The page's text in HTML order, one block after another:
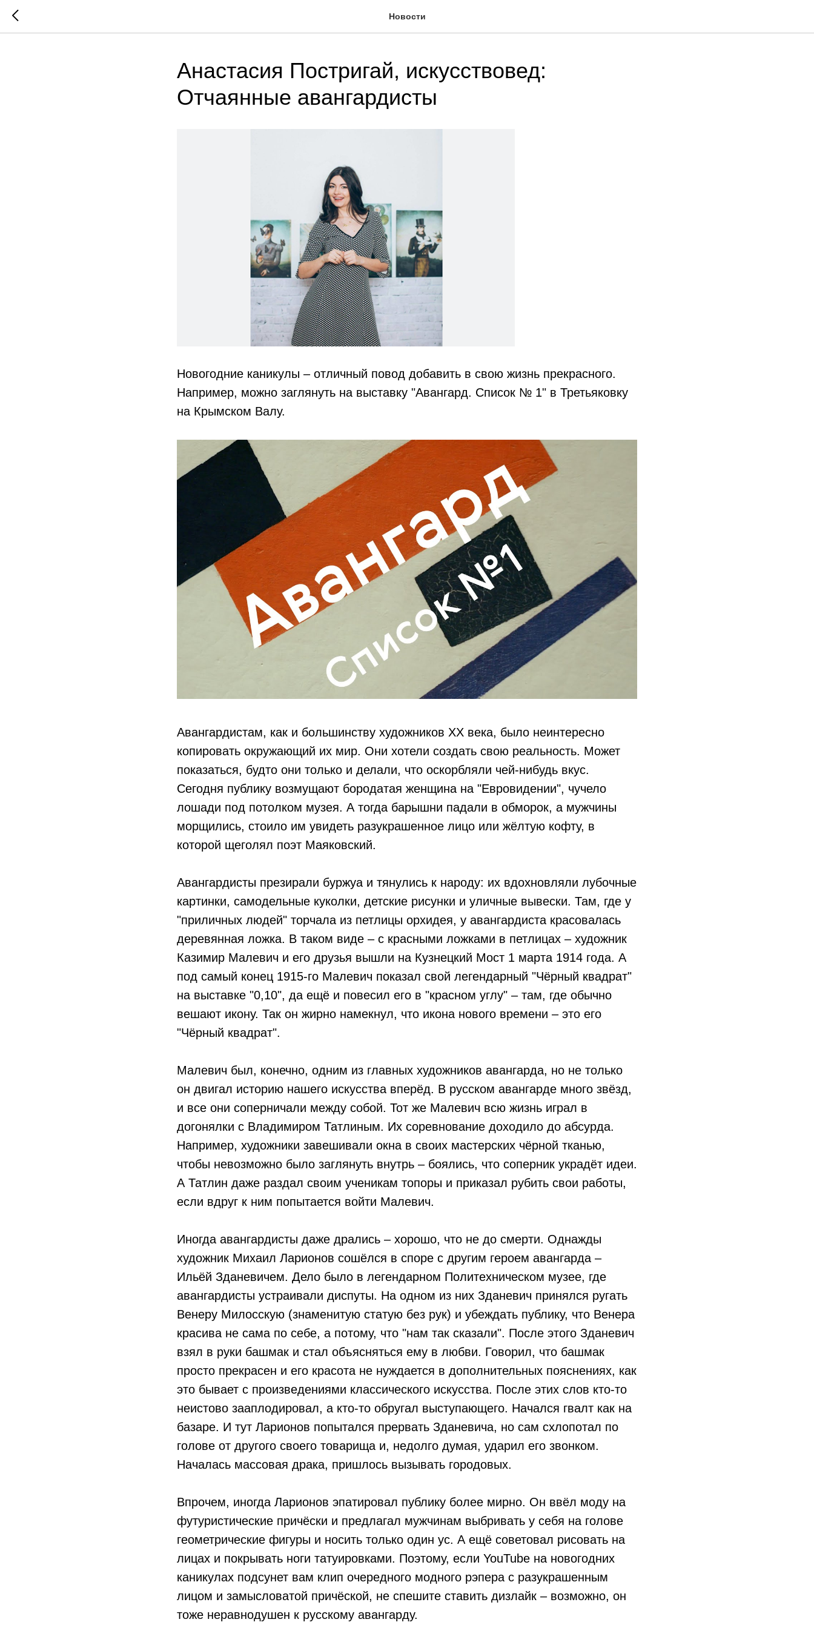
Новости
Анастасия Постригай, искусствовед:
Отчаянные авангардисты
Новогодние каникулы – отличный повод добавить в свою жизнь прекрасного.
Например, можно заглянуть на выставку "Авангард. Список № 1" в Третьяковку
на Крымском Валу.
Авангардистам, как и большинству художников XX века, было неинтересно
копировать окружающий их мир. Они хотели создать свою реальность. Может
показаться, будто они только и делали, что оскорбляли чей-нибудь вкус.
Сегодня публику возмущают бородатая женщина на "Евровидении", чучело
лошади под потолком музея. А тогда барышни падали в обморок, а мужчины
морщились, стоило им увидеть разукрашенное лицо или жёлтую кофту, в
которой щеголял поэт Маяковский.
Авангардисты презирали буржуа и тянулись к народу: их вдохновляли лубочные
картинки, самодельные куколки, детские рисунки и уличные вывески. Там, где у
"приличных людей" торчала из петлицы орхидея, у авангардиста красовалась
деревянная ложка. В таком виде – с красными ложками в петлицах – художник
Казимир Малевич и его друзья вышли на Кузнецкий Мост 1 марта 1914 года. А
под самый конец 1915-го Малевич показал свой легендарный "Чёрный квадрат"
на выставке "0,10", да ещё и повесил его в "красном углу" – там, где обычно
вешают икону. Так он жирно намекнул, что икона нового времени – это его
"Чёрный квадрат".
Малевич был, конечно, одним из главных художников авангарда, но не только
он двигал историю нашего искусства вперёд. В русском авангарде много звёзд,
и все они соперничали между собой. Тот же Малевич всю жизнь играл в
догонялки с Владимиром Татлиным. Их соревнование доходило до абсурда.
Например, художники завешивали окна в своих мастерских чёрной тканью,
чтобы невозможно было заглянуть внутрь – боялись, что соперник украдёт идеи.
А Татлин даже раздал своим ученикам топоры и приказал рубить свои работы,
если вдруг к ним попытается войти Малевич.
Иногда авангардисты даже дрались – хорошо, что не до смерти. Однажды
художник Михаил Ларионов сошёлся в споре с другим героем авангарда –
Ильёй Зданевичем. Дело было в легендарном Политехническом музее, где
авангардисты устраивали диспуты. На одном из них Зданевич принялся ругать
Венеру Милосскую (знаменитую статую без рук) и убеждать публику, что Венера
красива не сама по себе, а потому, что "нам так сказали". После этого Зданевич
взял в руки башмак и стал объясняться ему в любви. Говорил, что башмак
просто прекрасен и его красота не нуждается в дополнительных пояснениях, как
это бывает с произведениями классического искусства. После этих слов кто-то
неистово зааплодировал, а кто-то обругал выступающего. Начался гвалт как на
базаре. И тут Ларионов попытался прервать Зданевича, но сам схлопотал по
голове от другого своего товарища и, недолго думая, ударил его звонком.
Началась массовая драка, пришлось вызывать городовых.
Впрочем, иногда Ларионов эпатировал публику более мирно. Он ввёл моду на
футуристические причёски и предлагал мужчинам выбривать у себя на голове
геометрические фигуры и носить только один ус. А ещё советовал рисовать на
лицах и покрывать ноги татуировками. Поэтому, если YouTube на новогодних
каникулах подсунет вам клип очередного модного рэпера с разукрашенным
лицом и замысловатой причёской, не спешите ставить дизлайк – возможно, он
тоже неравнодушен к русскому авангарду.